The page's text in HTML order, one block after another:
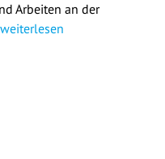
Arbeiten an der